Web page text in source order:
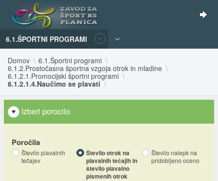
6.1.ŠPORTNI PROGRAMI
Domov
6.1.Športni programi
6.1.2.Prostočasna športna vzgoja otrok in mladine
6.1.2.1.Promocijski športni programi
6.1.2.1.4.Naučimo se plavati
Izberi porocilo
Poročila
Število plavalnih
tečajev
Število otrok na
plavalnih tečajih in
število plavalno
pismenih otrok
Število nalepk na
pridobljeno oceno